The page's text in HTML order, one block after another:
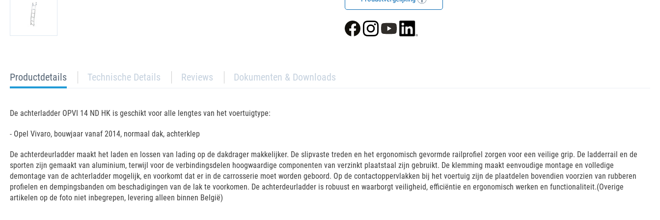
current
tab:
Productdetails Technische Details Reviews Dokumenten & Downloads
De achterladder OPVI 14 ND HK is geschikt voor alle lengtes van het voertuigtype:
- Opel Vivaro, bouwjaar vanaf 2014, normaal dak, achterklep
De achterdeurladder maakt het laden en lossen van lading op de dakdrager makkelijker. De slipvaste treden en het ergonomisch gevormde railprofiel zorgen voor een veilige grip. De ladderrail en de
sporten zijn gemaakt van aluminium, terwijl voor de verbindingsdelen hoogwaardige componenten van verzinkt plaatstaal zijn gebruikt. De klemming maakt eenvoudige montage en volledige
demontage van de achterladder mogelijk, en voorkomt dat er in de carrosserie moet worden geboord. Op de contactoppervlakken bij het voertuig zijn de plaatdelen bovendien voorzien van rubberen
profielen en dempingsbanden om beschadigingen van de lak te voorkomen. De achterdeurladder is robuust en waarborgt veiligheid, efficiëntie en ergonomisch werken en functionaliteit.(Overige
artikelen op de foto niet inbegrepen, levering alleen binnen België)